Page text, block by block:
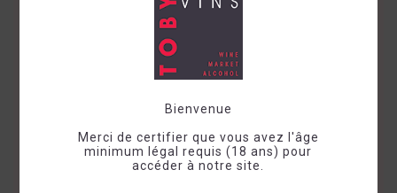
Bienvenue
Merci de certifier que vous avez l'âge
minimum légal requis (18 ans) pour
accéder à notre site.